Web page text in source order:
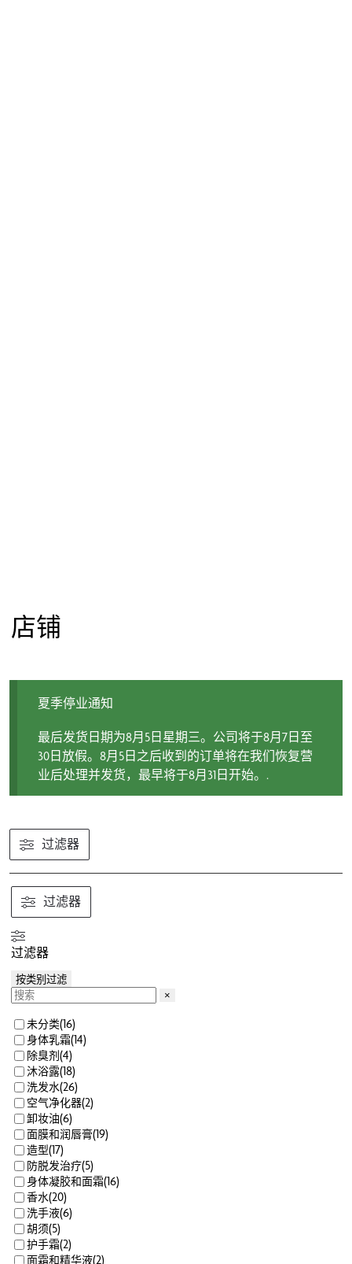
店铺
夏季停业通知
最后发货日期为8月5日星期三。公司将于8月7日至
30日放假。8月5日之后收到的订单将在我们恢复营
业后处理并发货，最早将于8月31日开始。.
过滤器
过滤器
过滤器
按类别过滤
×
未分类(16)
身体乳霜(14)
除臭剂(4)
沐浴露(18)
洗发水(26)
空气净化器(2)
卸妆油(6)
面膜和润唇膏(19)
造型(17)
防脱发治疗(5)
身体凝胶和面霜(16)
香水(20)
洗手液(6)
胡须(5)
护手霜(2)
面霜和精华液(2)